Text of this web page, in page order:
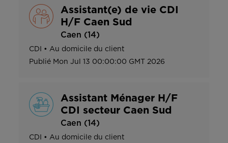
Assistant(e) de vie CDI
H/F Caen Sud
Caen (14)
CDI • Au domicile du client
Publié Mon Jul 13 00:00:00 GMT 2026
Assistant Ménager H/F
CDI secteur Caen Sud
Caen (14)
CDI • Au domicile du client